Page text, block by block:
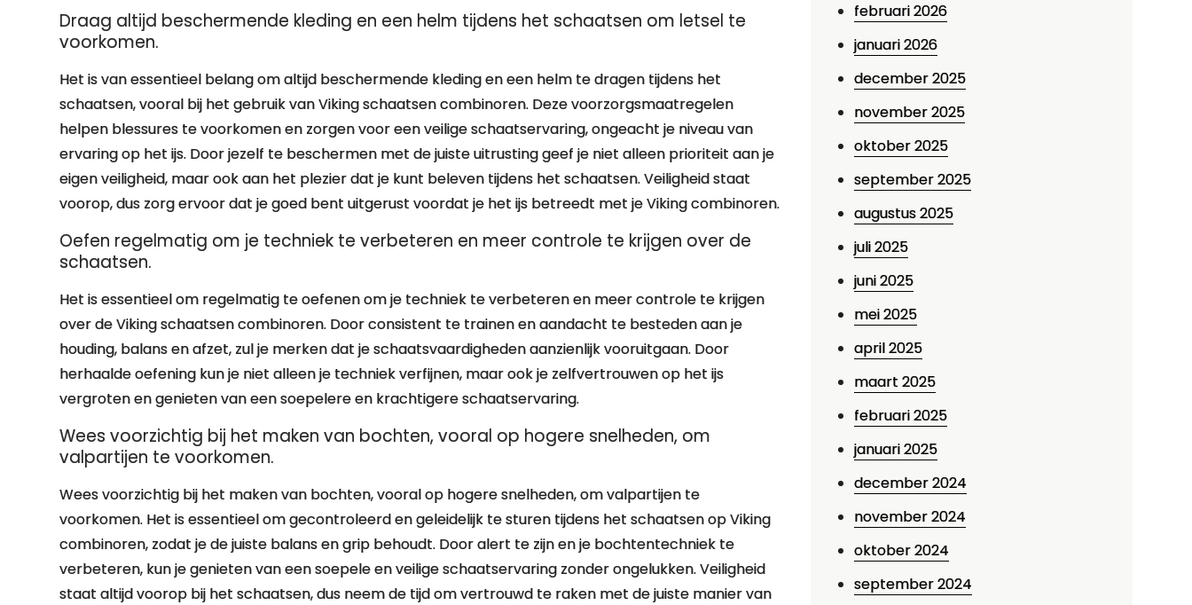
Draag altijd beschermende kleding en een helm tijdens het schaatsen om letsel te
voorkomen.
Het is van essentieel belang om altijd beschermende kleding en een helm te dragen tijdens het
schaatsen, vooral bij het gebruik van Viking schaatsen combinoren. Deze voorzorgsmaatregelen
helpen blessures te voorkomen en zorgen voor een veilige schaatservaring, ongeacht je niveau van
ervaring op het ijs. Door jezelf te beschermen met de juiste uitrusting geef je niet alleen prioriteit aan je
eigen veiligheid, maar ook aan het plezier dat je kunt beleven tijdens het schaatsen. Veiligheid staat
voorop, dus zorg ervoor dat je goed bent uitgerust voordat je het ijs betreedt met je Viking combinoren.
Oefen regelmatig om je techniek te verbeteren en meer controle te krijgen over de
schaatsen.
Het is essentieel om regelmatig te oefenen om je techniek te verbeteren en meer controle te krijgen
over de Viking schaatsen combinoren. Door consistent te trainen en aandacht te besteden aan je
houding, balans en afzet, zul je merken dat je schaatsvaardigheden aanzienlijk vooruitgaan. Door
herhaalde oefening kun je niet alleen je techniek verfijnen, maar ook je zelfvertrouwen op het ijs
vergroten en genieten van een soepelere en krachtigere schaatservaring.
Wees voorzichtig bij het maken van bochten, vooral op hogere snelheden, om
valpartijen te voorkomen.
Wees voorzichtig bij het maken van bochten, vooral op hogere snelheden, om valpartijen te
voorkomen. Het is essentieel om gecontroleerd en geleidelijk te sturen tijdens het schaatsen op Viking
combinoren, zodat je de juiste balans en grip behoudt. Door alert te zijn en je bochtentechniek te
verbeteren, kun je genieten van een soepele en veilige schaatservaring zonder ongelukken. Veiligheid
staat altijd voorop bij het schaatsen, dus neem de tijd om vertrouwd te raken met de juiste manier van
februari 2026
januari 2026
december 2025
november 2025
oktober 2025
september 2025
augustus 2025
juli 2025
juni 2025
mei 2025
april 2025
maart 2025
februari 2025
januari 2025
december 2024
november 2024
oktober 2024
september 2024